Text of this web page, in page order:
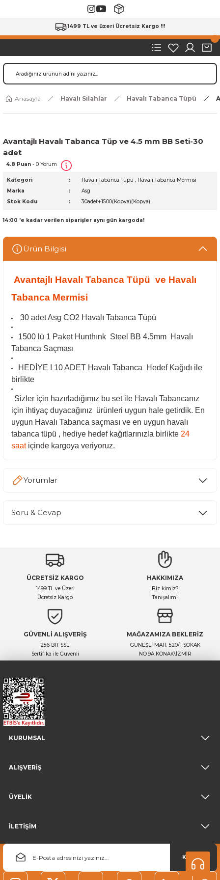
1499 TL ve üzeri Ücretsiz Kargo !!!
Anasayfa Havalı Silahlar Havalı Tabanca Tüpü
Avantajlı Havalı Tabanca Tüp ve 4.5 mm BB Seti-30
adet
4.8 Puan - 0 Yorum
Kategori Havalı Tabanca Tüpü , Havalı Tabanca Mermisi
Marka
Asg
Stok Kodu
30adet+1500(Kopya)(Kopya)
14:00 'e kadar verilen siparişler aynı gün kargoda!
Ürün Bilgisi
Avantajlı Havalı Tabanca Tüpü ve Havalı
Tabanca Mermisi
30 adet Asg CO2 Havalı Tabanca Tüpü
1500 lü 1 Paket Hunthınk Steel BB 4.5mm Havalı
Tabanca Saçması
HEDİYE ! 10 ADET Havalı Tabanca Hedef Kağıdı ile
birlikte
Sizler için hazırladığımız bu set ile Havalı Tabancanız
için ihtiyaç duyacağınız ürünleri uygun hale getirdik. En
uygun Havalı Tabanca saçması ve en uygun havalı
tabanca tüpü , hediye hedef kağıtlarınızla birlikte 24
saatiçinde kargoya veriyoruz.
Yorumlar
Soru & Cevap
Ürün hakkında henüz soru sorulmamış.
ÜCRETSİZ KARGO
1499 TL ve Üzeri
Ücretsiz Kargo
HAKKIMIZA
Biz kimiz?
Tanışalım!
GÜVENLİ ALIŞVERİŞ
256 BIT SSL
Sertifika ile Güvenli
MAĞAZAMIZA BEKLERİZ
GÜNEŞLİ MAH. 520/1 SOKAK
NO:9A KONAK\İZMİR
KURUMSAL
ALIŞVERİŞ
ÜYELİK
İLETİŞİM
KAYDOL